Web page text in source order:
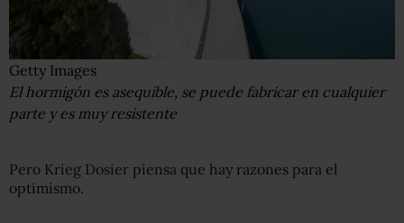
Getty Images
El hormigón es asequible, se puede fabricar en cualquier
parte y es muy resistente
Pero Krieg Dosier piensa que hay razones para el
optimismo.